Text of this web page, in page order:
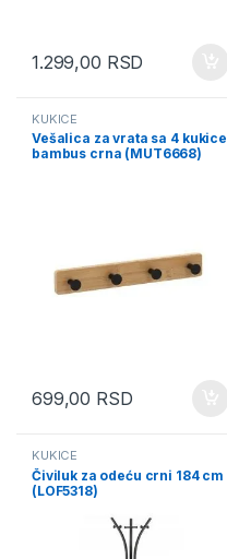
1.299,00 RSD
KUKICE
Vešalica za vrata sa 4 kukice
bambus crna (MUT6668)
699,00 RSD
KUKICE
Čiviluk za odeću crni 184 cm
(LOF5318)